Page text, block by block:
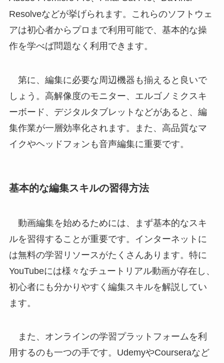
Resolveなどが挙げられます。これらのソフトウェ
アは初心者からプロまで利用可能で、基本的な操
作を学べば問題なく利用できます。
第に、編集に必要な周辺機器も揃えると良いで
しょう。高解像度のモニター、エルゴノミクスキ
ーボード、デジタルタブレットなどがあると、編
集作業が一層効率化されます。また、高品質なマ
イクやヘッドフォンも音声編集に重要です。
基本的な編集スキルの習得方法
動画編集を始めるためには、まず基本的なスキ
ルを習得することが重要です。インターネットに
は無料の学習リソースがたくさんあります。特に
YouTubeには様々なチュートリアル動画が存在し、
初心者にも分かりやすく編集スキルを解説してい
ます。
また、オンラインの学習プラットフォームを利
用するのも一つの手です。UdemyやCourseraなど